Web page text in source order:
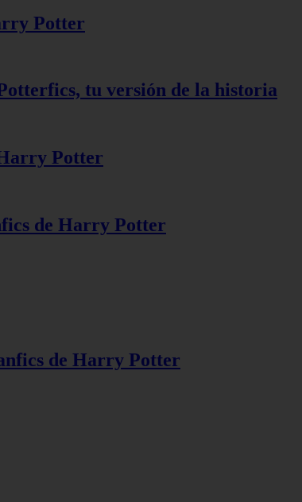
Potter
tu versión de la historia
Potter
de Harry Potter
de Harry Potter